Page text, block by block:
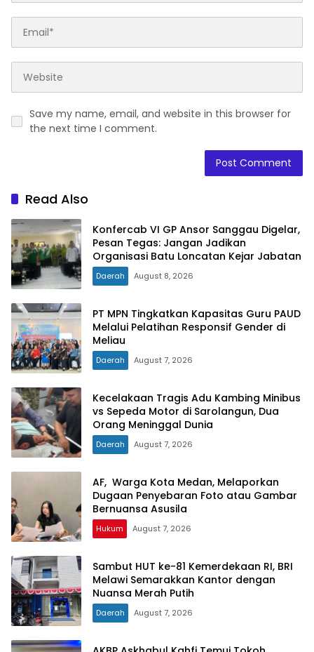
Save my name, email, and website in this browser for
the next time I comment.
Read Also
Konfercab VI GP Ansor Sanggau Digelar,
Pesan Tegas: Jangan Jadikan
Organisasi Batu Loncatan Kejar Jabatan
Daerah August 8, 2026
PT MPN Tingkatkan Kapasitas Guru PAUD
Melalui Pelatihan Responsif Gender di
Meliau
Daerah August 7, 2026
Kecelakaan Tragis Adu Kambing Minibus
vs Sepeda Motor di Sarolangun, Dua
Orang Meninggal Dunia
Daerah August 7, 2026
AF, Warga Kota Medan, Melaporkan
Dugaan Penyebaran Foto atau Gambar
Bernuansa Asusila
Hukum August 7, 2026
Sambut HUT ke-81 Kemerdekaan RI, BRI
Melawi Semarakkan Kantor dengan
Nuansa Merah Putih
Daerah August 7, 2026